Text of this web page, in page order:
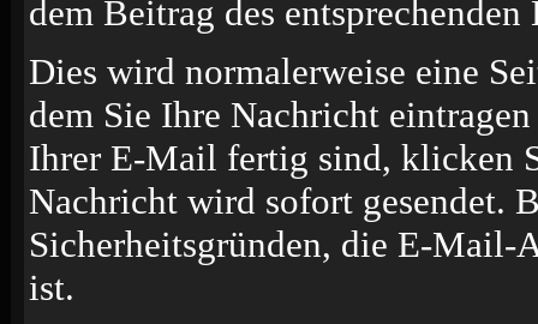
dem Beitrag des entsprechenden
Dies wird normalerweise eine
dem Sie Ihre Nachricht
Ihrer E-Mail fertig sind, klicken
Nachricht wird sofort gesendet.
Sicherheitsgründen, die E-Mail-
ist.